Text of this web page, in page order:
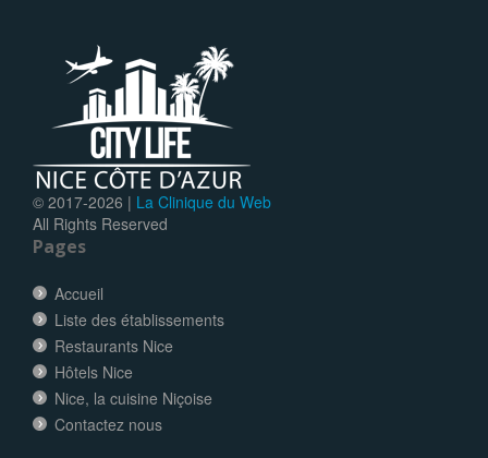
© 2017-2026 | La Clinique du Web
All Rights Reserved
Pages
Accueil
Liste des établissements
Restaurants Nice
Hôtels Nice
Nice, la cuisine Niçoise
Contactez nous